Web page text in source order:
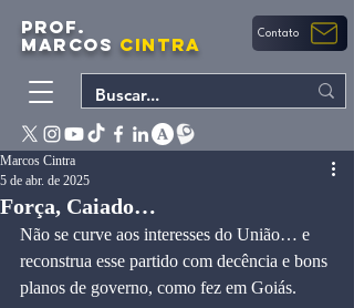
PROF.
MARCOS CINTRA Contato
Força, Caiado…
Marcos Cintra
5 de abr. de 2025
Não se curve aos interesses do União… e
reconstrua esse partido com decência e bons
planos de governo, como fez em Goiás.